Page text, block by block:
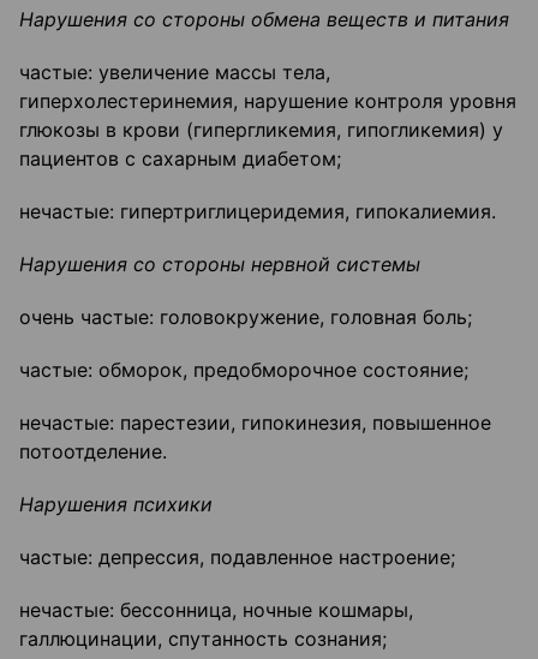
Нарушения со стороны обмена веществ и питания
частые: увеличение массы тела,
гиперхолестеринемия, нарушение контроля уровня
глюкозы в крови (гипергликемия, гипогликемия) у
пациентов с сахарным диабетом;
нечастые: гипертриглицеридемия, гипокалиемия.
Нарушения со стороны нервной системы
очень частые: головокружение, головная боль;
частые: обморок, предобморочное состояние;
нечастые: парестезии, гипокинезия, повышенное
потоотделение.
Нарушения психики
частые: депрессия, подавленное настроение;
нечастые: бессонница, ночные кошмары,
галлюцинации, спутанность сознания;